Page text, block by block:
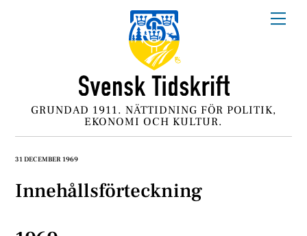
GRUNDAD 1911. NÄTTIDNING FÖR POLITIK,
EKONOMI OCH KULTUR.
31 DECEMBER 1969
Innehållsförteckning